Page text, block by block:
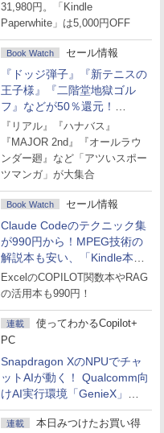
31,980円。「Kindle
Paperwhite」は5,000円OFF
Book Watch セール情報
『ドッジ弾子』『新テニスの
王子様』『二階堂地獄ゴル
フ』などが50％還元！
Amazonマンガ週末セール
『リアル』『ハナバス』
『MAJOR 2nd』『オールラウ
ンダー廻』など「アツいスポー
ツマンガ」が大集合
Book Watch セール情報
Claude Codeのテクニック集
が990円から！MPEG技術の
解説本も安い、「Kindle本サ
マーセール」第2弾開始！
ExcelのCOPILOT関数本やRAG
の活用本も990円！
連載
使ってわかるCopilot+
PC
Snapdragon XのNPUでチャ
ットAIが動く！ Qualcomm向
けAI実行環境「GenieX」を
試してみた
連載
本日みつけたお買い得